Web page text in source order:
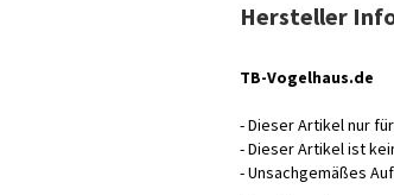
Hersteller
TB-Vogelhaus.de
- Dieser Artikel nur
- Dieser Artikel ist
- Unsachgemäßes